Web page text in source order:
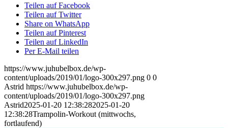
Teilen auf Facebook
Teilen auf Twitter
Share on WhatsApp
Teilen auf Pinterest
Teilen auf LinkedIn
Per E-Mail teilen
https://www.juhubelbox.de/wp-
content/uploads/2019/01/logo-300x297.png 0 0
Astrid https://www.juhubelbox.de/wp-
content/uploads/2019/01/logo-300x297.png
Astrid2025-01-20 12:38:282025-01-20
12:38:28Trampolin-Workout (mittwochs,
fortlaufend)